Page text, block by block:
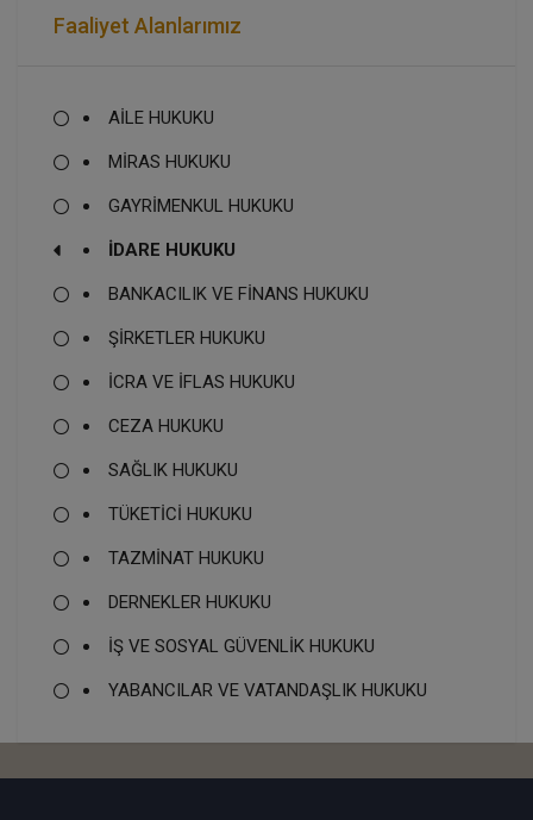
Faaliyet Alanlarımız
AİLE HUKUKU
MİRAS HUKUKU
GAYRİMENKUL HUKUKU
İDARE HUKUKU
BANKACILIK VE FİNANS HUKUKU
ŞİRKETLER HUKUKU
İCRA VE İFLAS HUKUKU
CEZA HUKUKU
SAĞLIK HUKUKU
TÜKETİCİ HUKUKU
TAZMİNAT HUKUKU
DERNEKLER HUKUKU
İŞ VE SOSYAL GÜVENLİK HUKUKU
YABANCILAR VE VATANDAŞLIK HUKUKU